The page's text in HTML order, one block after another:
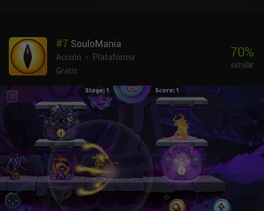
buen equilibrio entre dificultad y satisfacción.Originalmente
creado para PC y luego portado a móviles, la decepcionante
implementación de controles táctiles es el punto más débil del
disparar a menudo dejan de funcionar en el peor momento posible,
lo que, dada la naturaleza trepidante del juego, resulta
exasperantemente frustrante. Es una lástima, ya que el juego es,
por lo demás, una buena nueva iteración del popular género de los
shooters con dos joysticks. Por suerte, el juego es compatible con
mandos Bluetooth. Tesla vs Lovecraft cuesta 9,99 $ en Android,
8,99 $ en iOS y es gratuito a través de Google Play Pass. Aunque la
jugabilidad es divertida, no merece la pena pagar el precio
completo hasta que se arreglen los controles, pero es un buen
partido si se compra en rebajas.
#7 SouloMania
Acción
Plataforma
Gratis
70%
similar